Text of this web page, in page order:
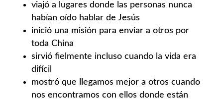
viajó a lugares donde las personas nunca
habían oído hablar de Jesús
inició una misión para enviar a otros por
toda China
sirvió fielmente incluso cuando la vida era
difícil
mostró que llegamos mejor a otros cuando
nos encontramos con ellos donde están